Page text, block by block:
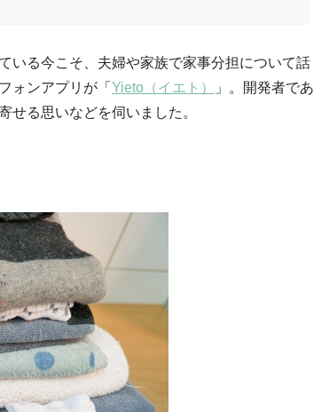
いる今こそ、夫婦や家族で家事分担について話
ォンアプリが「 Yieto（イエト）
」。開発者で
せる思いなどを伺いました。